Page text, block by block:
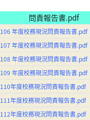
問責報告書.pdf
106 年度校務現況問責報告書.pdf
107 年度校務現況問責報告書.pdf
108 年度校務現況問責報告書.pdf
109 年度校務現況問責報告書.pdf
110年度校務現況問責報告書.pdf
111年度校務現況問責報告書.pdf
112年度校務現況問責報告書.pdf